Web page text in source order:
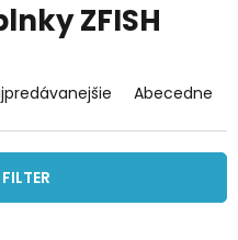
ZFISH
Abecedne